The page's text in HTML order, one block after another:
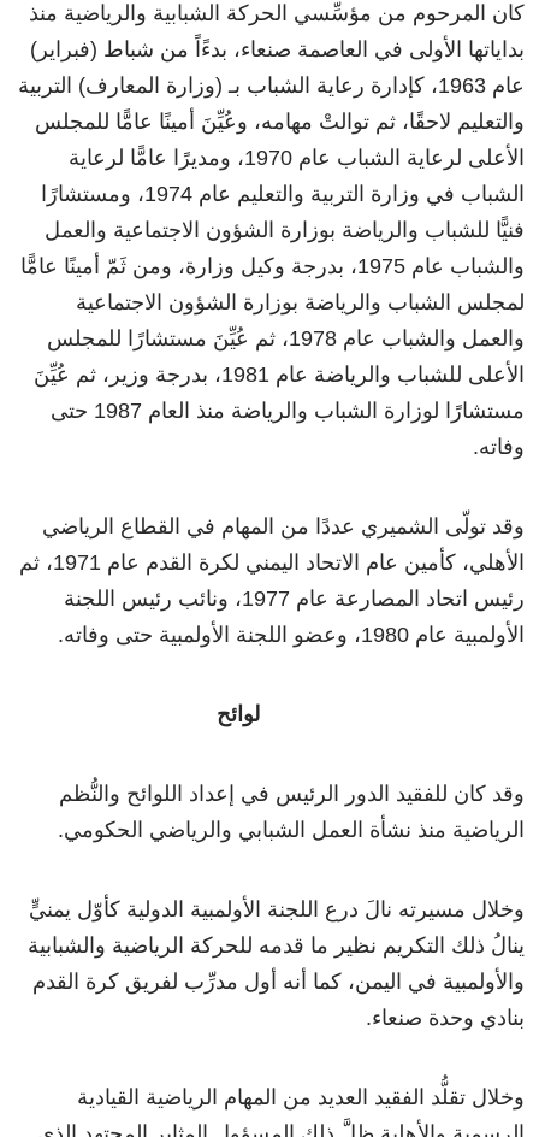
كان المرحوم من مؤسِّسي الحركة الشبابية والرياضية منذ
بداياتها الأولى في العاصمة صنعاء، بدءًاً من شباط (فبراير)
عام 1963، كإدارة رعاية الشباب بـ (وزارة المعارف) التربية
والتعليم لاحقًا، ثم توالتْ مهامه، وعُيِّنَ أمينًا عامًّا للمجلس
الأعلى لرعاية الشباب عام 1970، ومديرًا عامًّا لرعاية
الشباب في وزارة التربية والتعليم عام 1974، ومستشارًا
فنيًّا للشباب والرياضة بوزارة الشؤون الاجتماعية والعمل
والشباب عام 1975، بدرجة وكيل وزارة، ومن ثَمّ أمينًا عامًّا
لمجلس الشباب والرياضة بوزارة الشؤون الاجتماعية
والعمل والشباب عام 1978، ثم عُيِّنَ مستشارًا للمجلس
الأعلى للشباب والرياضة عام 1981، بدرجة وزير، ثم عُيِّنَ
مستشارًا لوزارة الشباب والرياضة منذ العام 1987 حتى
وفاته.
وقد تولّى الشميري عددًا من المهام في القطاع الرياضي
الأهلي، كأمين عام الاتحاد اليمني لكرة القدم عام 1971، ثم
رئيس اتحاد المصارعة عام 1977، ونائب رئيس اللجنة
الأولمبية عام 1980، وعضو اللجنة الأولمبية حتى وفاته.
لوائح
وقد كان للفقيد الدور الرئيس في إعداد اللوائح والنُّظم
الرياضية منذ نشأة العمل الشبابي والرياضي الحكومي.
وخلال مسيرته نالَ درع اللجنة الأولمبية الدولية كأوّل يمنيٍّ
ينالُ ذلك التكريم نظير ما قدمه للحركة الرياضية والشبابية
والأولمبية في اليمن، كما أنه أول مدرِّب لفريق كرة القدم
بنادي وحدة صنعاء.
وخلال تقلُّد الفقيد العديد من المهام الرياضية القيادية